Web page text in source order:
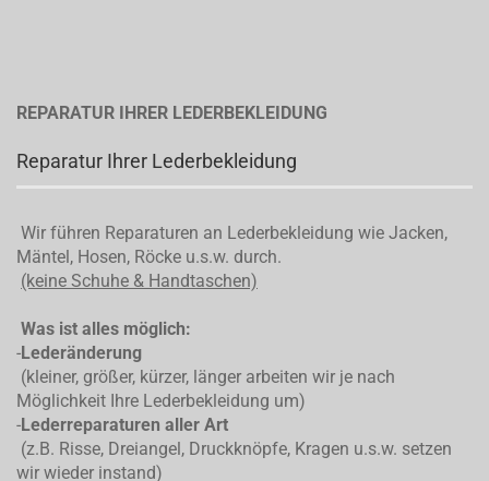
REPARATUR IHRER LEDERBEKLEIDUNG
Reparatur Ihrer Lederbekleidung
Wir führen Reparaturen an Lederbekleidung wie Jacken,
Mäntel, Hosen, Röcke u.s.w. durch.
(keine Schuhe & Handtaschen)
Was ist alles möglich:
-Lederänderung
(kleiner, größer, kürzer, länger arbeiten wir je nach
Möglichkeit Ihre Lederbekleidung um)
-Lederreparaturen aller Art
(z.B. Risse, Dreiangel, Druckknöpfe, Kragen u.s.w. setzen
wir wieder instand)